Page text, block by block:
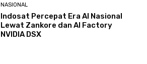
NASIONAL
Indosat Percepat Era AI Nasional
Lewat Zankore dan AI Factory
NVIDIA DSX